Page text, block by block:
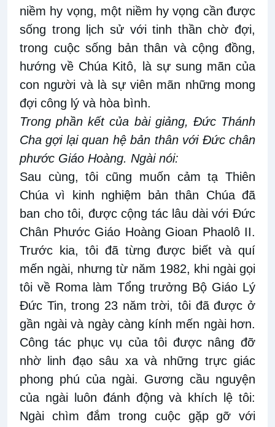
niềm hy vọng, một niềm hy vọng cần được
sống trong lịch sử với tinh thần chờ đợi,
trong cuộc sống bản thân và cộng đồng,
hướng về Chúa Kitô, là sự sung mãn của
con người và là sự viên mãn những mong
đợi công lý và hòa bình.
Trong phần kết của bài giảng, Đức Thánh
Cha gợi lại quan hệ bản thân với Đức chân
phước Giáo Hoàng. Ngài nói:
Sau cùng, tôi cũng muốn cảm tạ Thiên
Chúa vì kinh nghiệm bản thân Chúa đã
ban cho tôi, được cộng tác lâu dài với Đức
Chân Phước Giáo Hoàng Gioan Phaolô II.
Trước kia, tôi đã từng được biết và quí
mến ngài, nhưng từ năm 1982, khi ngài gọi
tôi về Roma làm Tổng trưởng Bộ Giáo Lý
Đức Tin, trong 23 năm trời, tôi đã được ở
gần ngài và ngày càng kính mến ngài hơn.
Công tác phục vụ của tôi được nâng đỡ
nhờ linh đạo sâu xa và những trực giác
phong phú của ngài. Gương cầu nguyện
của ngài luôn đánh động và khích lệ tôi:
Ngài chìm đắm trong cuộc gặp gỡ với